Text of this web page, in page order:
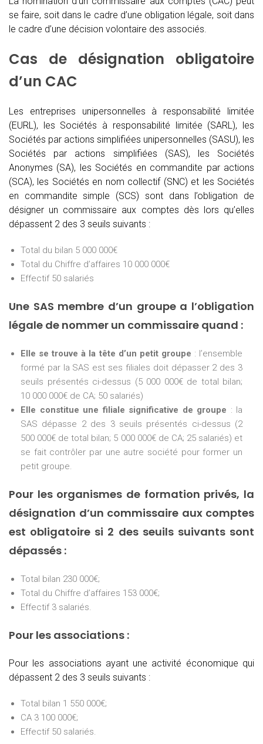
se faire, soit dans le cadre d’une obligation légale, soit dans
le cadre d’une décision volontaire des associés.
Cas de désignation obligatoire
d’un CAC
Les entreprises unipersonnelles à responsabilité limitée
(EURL), les Sociétés à responsabilité limitée (SARL), les
Sociétés par actions simplifiées unipersonnelles (SASU), les
Sociétés par actions simplifiées (SAS), les Sociétés
Anonymes (SA), les Sociétés en commandite par actions
(SCA), les Sociétés en nom collectif (SNC) et les Sociétés
en commandite simple (SCS) sont dans l’obligation de
désigner un commissaire aux comptes dès lors qu’elles
dépassent 2 des 3 seuils suivants :
Total du bilan 5 000 000€
Total du Chiffre d’affaires 10 000 000€
Effectif 50 salariés
Une SAS membre d’un groupe a l’obligation
légale de nommer un commissaire quand :
Elle se trouve à la tête d’un petit groupe : l’ensemble
formé par la SAS est ses filiales doit dépasser 2 des 3
seuils présentés ci-dessus (5 000 000€ de total bilan;
10 000 000€ de CA; 50 salariés)
Elle constitue une filiale significative de groupe : la
SAS dépasse 2 des 3 seuils présentés ci-dessus (2
500 000€ de total bilan; 5 000 000€ de CA; 25 salariés) et
se fait contrôler par une autre société pour former un
petit groupe.
Pour les organismes de formation privés, la
désignation d’un commissaire aux comptes
est obligatoire si 2 des seuils suivants sont
dépassés :
Total bilan 230 000€;
Total du Chiffre d’affaires 153 000€;
Effectif 3 salariés.
Pour les associations :
Pour les associations ayant une activité économique qui
dépassent 2 des 3 seuils suivants :
Total bilan 1 550 000€;
CA 3 100 000€;
Effectif 50 salariés.